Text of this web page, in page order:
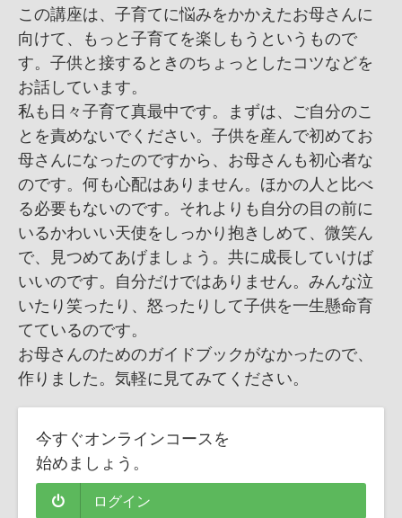
この講座は、子育てに悩みをかかえたお母さんに
向けて、もっと子育てを楽しもうというもので
す。子供と接するときのちょっとしたコツなどを
お話しています。
私も日々子育て真最中です。まずは、ご自分のこ
とを責めないでください。子供を産んで初めてお
母さんになったのですから、お母さんも初心者な
のです。何も心配はありません。ほかの人と比べ
る必要もないのです。それよりも自分の目の前に
いるかわいい天使をしっかり抱きしめて、微笑ん
で、見つめてあげましょう。共に成長していけば
いいのです。自分だけではありません。みんな泣
いたり笑ったり、怒ったりして子供を一生懸命育
てているのです。
お母さんのためのガイドブックがなかったので、
作りました。気軽に見てみてください。
今すぐオンラインコースを
始めましょう。
ログイン